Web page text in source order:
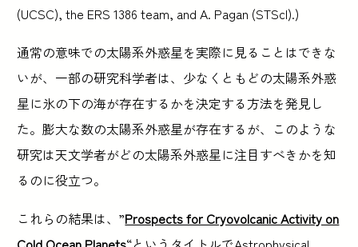
(UCSC), the ERS 1386 team, and A. Pagan (STScI).)
通常の意味での太陽系外惑星を実際に見ることはできな
いが、一部の研究科学者は、少なくともどの太陽系外惑
星に氷の下の海が存在するかを決定する方法を発見し
た。膨大な数の太陽系外惑星が存在するが、このような
研究は天文学者がどの太陽系外惑星に注目すべきかを知
るのに役立つ。
これらの結果は、”Prospects for Cryovolcanic Activity on